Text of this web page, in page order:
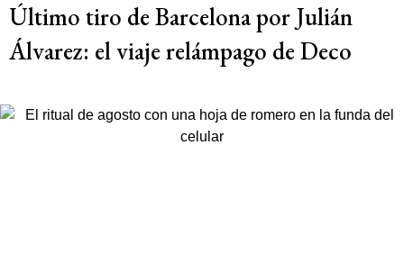
Último tiro de Barcelona por Julián
Álvarez: el viaje relámpago de Deco